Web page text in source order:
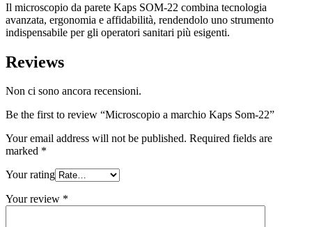
Il microscopio da parete Kaps SOM-22 combina tecnologia
avanzata, ergonomia e affidabilità, rendendolo uno strumento
indispensabile per gli operatori sanitari più esigenti.
Reviews
Non ci sono ancora recensioni.
Be the first to review “Microscopio a marchio Kaps Som-22”
Your email address will not be published. Required fields are
marked *
Your rating
Your review *